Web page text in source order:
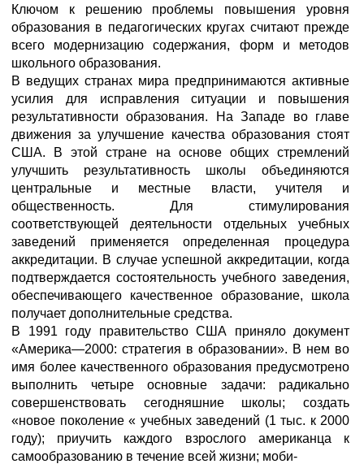
Ключом к решению проблемы повышения уровня
образования в педагогических кругах считают прежде
всего модернизацию содержания, форм и методов
школьного образования.
В ведущих странах мира предпринимаются активные
усилия для исправления ситуации и повышения
результативности образования. На Западе во главе
движения за улучшение качества образования стоят
США. В этой стране на основе общих стремлений
улучшить результативность школы объединяются
центральные и местные власти, учителя и
общественность. Для стимулирования
соответствующей деятельности отдельных учебных
заведений применяется определенная процедура
аккредитации. В случае успешной аккредитации, когда
подтверждается состоятельность учебного заведения,
обеспечивающего качественное образование, школа
получает дополнительные средства.
В 1991 году правительство США приняло документ
«Америка—2000: стратегия в образовании». В нем во
имя более качественного образования предусмотрено
выполнить четыре основные задачи: радикально
совершенствовать сегодняшние школы; создать
«новое поколение « учебных заведений (1 тыс. к 2000
году); приучить каждого взрослого американца к
самообразованию в течение всей жизни; моби-